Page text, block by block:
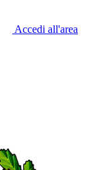
Accedi all'area